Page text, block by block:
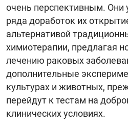
очень перспективным. Они
ряда доработок их
альтернативой
химиотерапии, предлагая
лечению раковых
дополнительные
культурах и животных,
перейдут к тестам на
клинических условиях.